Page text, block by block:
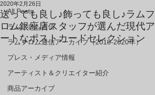
All Posts
ラムフロム通信
ラムフロム通信アーカイブ（2010-2020年）
プレス・メディア情報
アーティスト＆クリエイター紹介
商品アーカイブ
送っても良し♪飾っても良し♪ラムフ
ロム銀座店スタッフが選んだ現代ア
ートなポストカードセレクション
2020年2月26日